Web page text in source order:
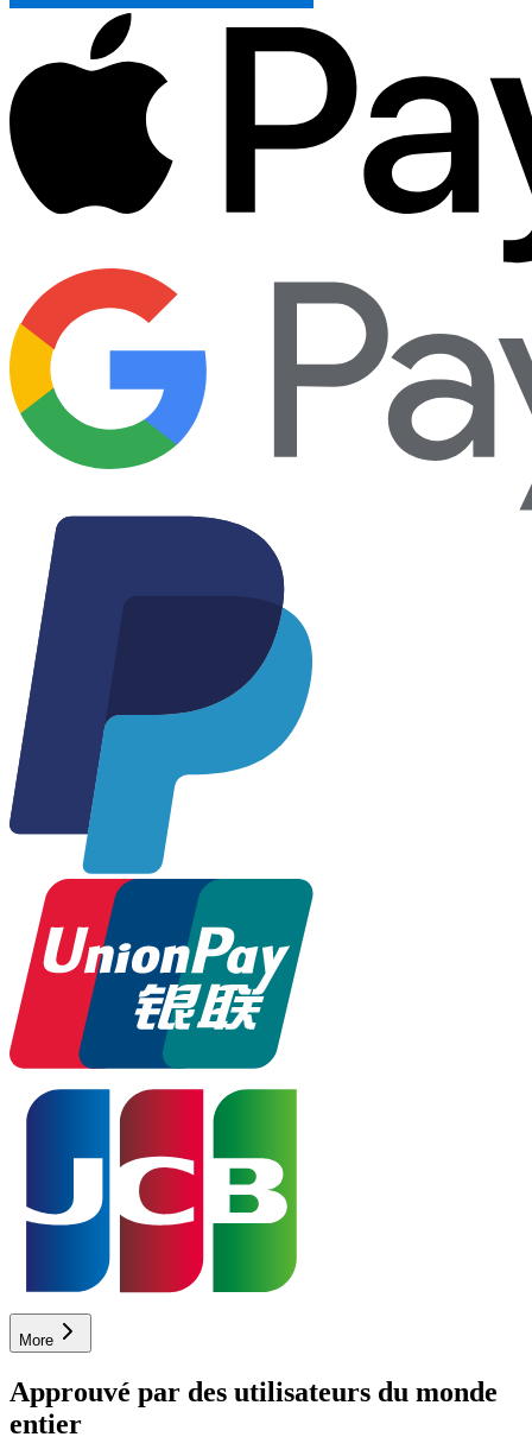
More
Approuvé par des utilisateurs du monde
entier